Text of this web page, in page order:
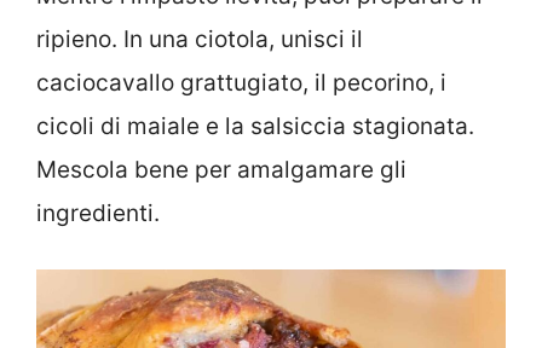
ripieno. In una ciotola, unisci il
caciocavallo grattugiato, il pecorino, i
cicoli di maiale e la salsiccia stagionata.
Mescola bene per amalgamare gli
ingredienti.